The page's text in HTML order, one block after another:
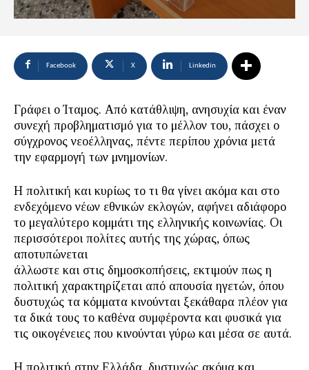
Facebook X Linkedin
Γράφει ο Ίταμος. Από κατάθλιψη, ανησυχία και έναν
συνεχή προβληματισμό για το μέλλον του, πάσχει ο
σύγχρονος νεοέλληνας, πέντε περίπου χρόνια μετά
την εφαρμογή των μνημονίων.
Η πολιτική και κυρίως το τι θα γίνει ακόμα και στο
ενδεχόμενο νέων εθνικών εκλογών, αφήνει αδιάφορο
το μεγαλύτερο κομμάτι της ελληνικής κοινωνίας. Οι
περισσότεροι πολίτες αυτής της χώρας, όπως
αποτυπώνεται
άλλωστε και στις δημοσκοπήσεις, εκτιμούν πως η
πολιτική χαρακτηρίζεται από απουσία ηγετών, όπου
δυστυχώς τα κόμματα κινούνται ξεκάθαρα πλέον για
τα δικά τους το καθένα συμφέροντα και φυσικά για
τις οικογένειες που κινούνται γύρω και μέσα σε αυτά.
Η πολιτική στην Ελλάδα, δυστυχώς ακόμα και